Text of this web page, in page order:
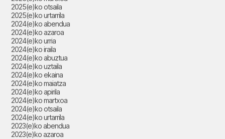
2025(e)ko otsaila
2025(e)ko urtarrila
2024(e)ko abendua
2024(e)ko azaroa
2024(e)ko urria
2024(e)ko iraila
2024(e)ko abuztua
2024(e)ko uztaila
2024(e)ko ekaina
2024(e)ko maiatza
2024(e)ko apirila
2024(e)ko martxoa
2024(e)ko otsaila
2024(e)ko urtarrila
2023(e)ko abendua
2023(e)ko azaroa